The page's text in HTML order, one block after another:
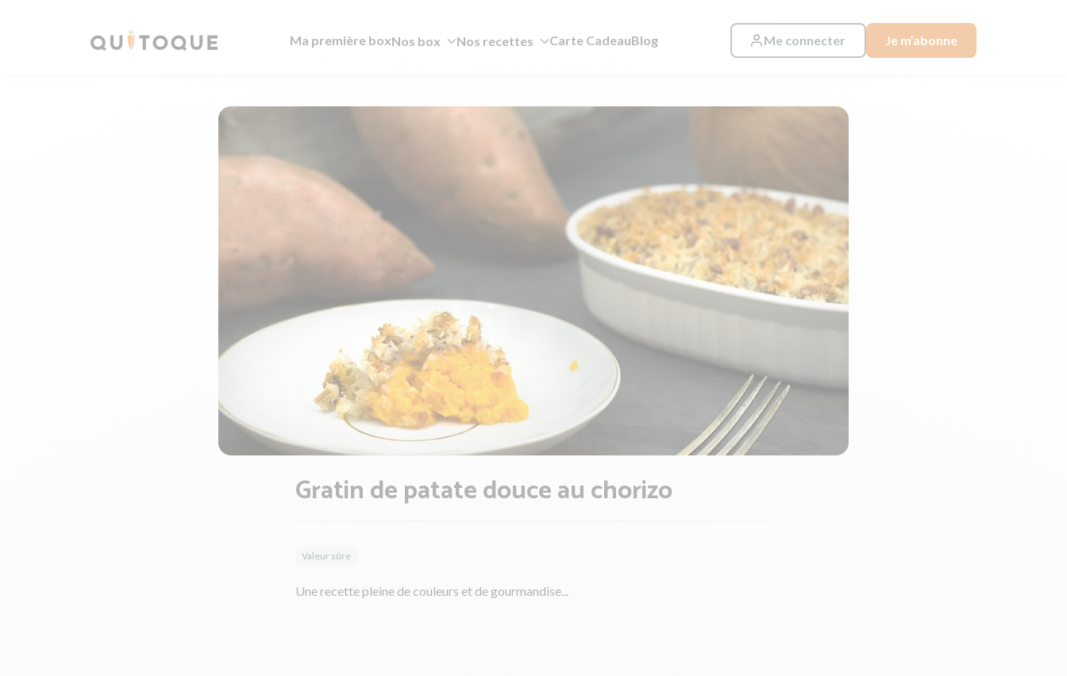
Ma première boxNos box Nos recettes Carte CadeauBlog Me connecter Je m’abonne
Gratin de patate douce au chorizo
Valeur sûre
Une recette pleine de couleurs et de gourmandise...